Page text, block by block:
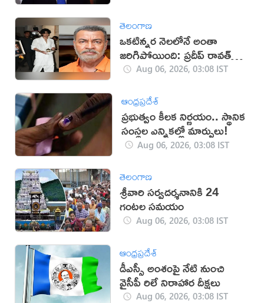
తెలంగాణ
ఒకటిన్నర నెలలోనే అంతా
జరిగిపోయింది: ప్రదీప్ రావత్
కుమారుడు
Aug 06, 2026, 03:08 IST
ఆంధ్రప్రదేశ్
ప్రభుత్వం కీలక నిర్ణయం.. స్థానిక
సంస్థల ఎన్నికల్లో మార్పులు!
Aug 06, 2026, 03:08 IST
తెలంగాణ
శ్రీవారి సర్వదర్శనానికి 24
గంటల సమయం
Aug 06, 2026, 03:08 IST
ఆంధ్రప్రదేశ్
డీఎస్సీ అంశంపై నేటి నుంచి
వైసీపీ రిలే నిరాహార దీక్షలు
Aug 06, 2026, 03:08 IST